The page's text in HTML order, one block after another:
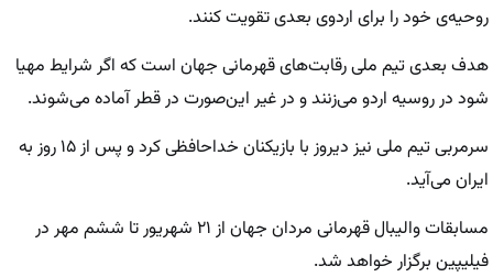
روحیه‌ی خود را برای اردوی بعدی تقویت کنند.
هدف بعدی تیم ملی رقابت‌های قهرمانی جهان است که اگر شرایط مهیا
شود در روسیه اردو می‌زنند و در غیر این‌صورت در قطر آماده می‌شوند.
سرمربی تیم ملی نیز دیروز با بازیکنان خداحافظی کرد و پس از ۱۵ روز به
ایران می‌آید.
مسابقات والیبال قهرمانی مردان جهان از ۲۱ شهریور تا ششم مهر در
فیلیپین برگزار خواهد شد.